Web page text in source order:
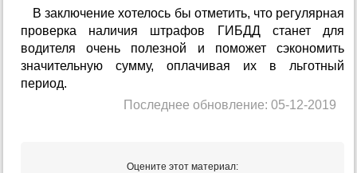
В заключение хотелось бы отметить, что регулярная
проверка наличия штрафов ГИБДД станет для
водителя очень полезной и поможет сэкономить
значительную сумму, оплачивая их в льготный
период.
Последнее обновление: 05-12-2019
Оцените этот материал: